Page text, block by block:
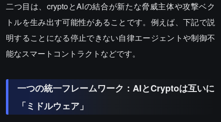
二つ目は、cryptoとAIの結合が新たな脅威主体や攻撃ベク
トルを生み出す可能性があることです。例えば、下記で説
明することになる停止できない自律エージェントや制御不
能なスマートコントラクトなどです。
一つの統一フレームワーク：AIとCryptoは互いに
「ミドルウェア」